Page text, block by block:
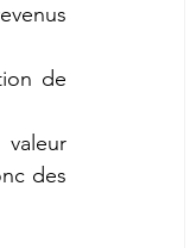
de
des